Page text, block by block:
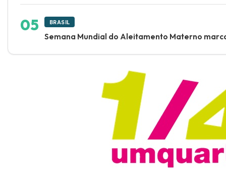
BRASIL
Semana Mundial do Aleitamento Materno